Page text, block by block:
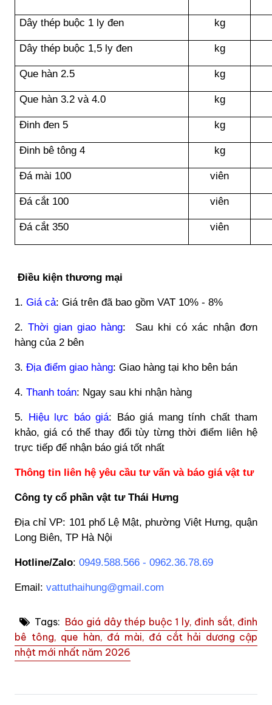
Dây thép buộc 1 ly đen kg
Dây thép buộc 1,5 ly đen kg
Que hàn 2.5 kg
Que hàn 3.2 và 4.0 kg
Đinh đen 5 kg
Đinh bê tông 4 kg
Đá mài 100 viên
Đá cắt 100 viên
Đá cắt 350 viên
Điều kiện thương mại
1. Giá cả: Giá trên đã bao gồm VAT 10% - 8%
2. Thời gian giao hàng: Sau khi có xác nhận đơn
hàng của 2 bên
3. Địa điểm giao hàng: Giao hàng tại kho bên bán
4. Thanh toán: Ngay sau khi nhận hàng
5. Hiệu lực báo giá: Báo giá mang tính chất tham
khảo, giá có thể thay đổi tùy từng thời điểm liên hệ
trực tiếp để nhận báo giá tốt nhất
Thông tin liên hệ yêu cầu tư vấn và báo giá vật tư
Công ty cổ phần vật tư Thái Hưng
Địa chỉ VP: 101 phố Lệ Mật, phường Việt Hưng, quận
Long Biên, TP Hà Nội
Hotline/Zalo: 0949.588.566 - 0962.36.78.69
Email: vattuthaihung@gmail.com
Tags: Báo giá dây thép buộc 1 ly, đinh sắt, đinh
bê tông, que hàn, đá mài, đá cắt hải dương cập
nhật mới nhất năm 2026